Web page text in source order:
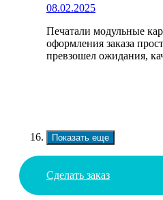
08.02.2025
Печатали модульные
оформления заказа
превзошел ожидания,
Показать еще
Сделать заказ